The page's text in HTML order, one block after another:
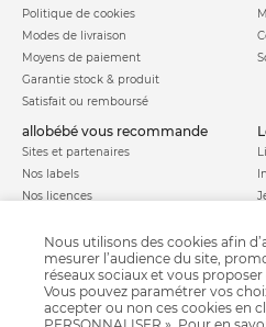
Politique de cookies
Modes de livraison
Moyens de paiement
Garantie stock & produit
Satisfait ou remboursé
allobébé vous recommande
Sites et partenaires
Nos labels
Nos licences
Nous utilisons des cookies afin
mesurer l’audience du site,
réseaux sociaux et vous
Vous pouvez paramétrer vos
accepter ou non ces cookies en